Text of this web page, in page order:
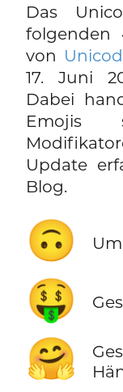
Das
folgenden
von
17. Juni
Dabei
Emojis
Update
Blog.
🙃
🤑
🤗